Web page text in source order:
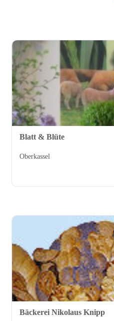
Blatt & Blüte
Oberkassel
Bäckerei Nikolaus Knipp